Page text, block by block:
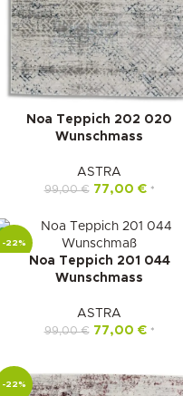
Noa Teppich 202 020
Wunschmass
ASTRA
99,00€ 77,00 € *
-22%
Noa Teppich 201 044
Wunschmass
ASTRA
99,00€ 77,00 € *
-22%